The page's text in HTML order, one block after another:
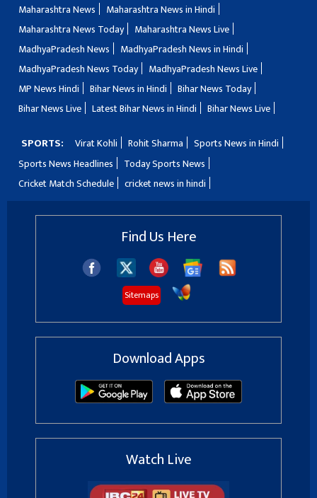
Maharashtra News
Maharashtra News in Hindi
Maharashtra News Today
Maharashtra News Live
MadhyaPradesh News
MadhyaPradesh News in Hindi
MadhyaPradesh News Today
MadhyaPradesh News Live
MP News Hindi
Bihar News in Hindi
Bihar News Today
Bihar News Live
Latest Bihar News in Hindi Bihar News Live
SPORTS: Virat Kohli Rohit Sharma
Sports News in Hindi
Sports News Headlines
Today Sports News
Cricket Match Schedule
cricket news in hindi
Find Us Here
Sitemaps
Download Apps
Watch Live